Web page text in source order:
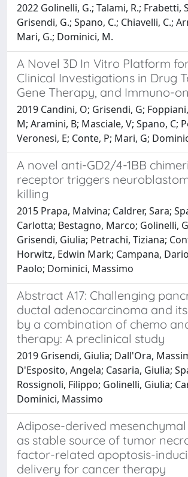
2022 Golinelli, G.; Talami, R.; Frabetti,
Grisendi, G.; Spano, C.; Chiavelli, C.;
Mari, G.; Dominici, M.
A Novel 3D In Vitro Platform
Clinical Investigations in Drug
Gene Therapy, and Immuno-
2019 Candini, O; Grisendi, G;
M; Aramini, B; Masciale, V; Spano, C;
Veronesi, E; Conte, P; Mari, G;
A novel anti-GD2/4-1BB
receptor triggers
killing
2015 Prapa, Malvina; Caldrer, Sara;
Carlotta; Bestagno, Marco; Golinelli,
Grisendi, Giulia; Petrachi, Tiziana;
Horwitz, Edwin Mark; Campana,
Paolo; Dominici, Massimo
Abstract A17: Challenging
ductal adenocarcinoma and
by a combination of chemo
therapy: A preclinical study
2019 Grisendi, Giulia; Dall'Ora,
D'Esposito, Angela; Casaria, Giulia;
Rossignoli, Filippo; Golinelli, Giulia;
Dominici, Massimo
Adipose-derived
as stable source of tumor
factor-related apoptosis-
delivery for cancer therapy